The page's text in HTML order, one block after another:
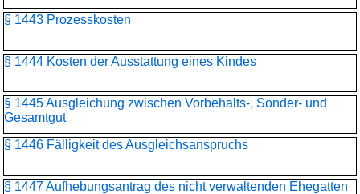
§ 1443 Prozesskosten
§ 1444 Kosten der Ausstattung eines Kindes
§ 1445 Ausgleichung zwischen Vorbehalts-, Sonder- und
Gesamtgut
§ 1446 Fälligkeit des Ausgleichsanspruchs
§ 1447 Aufhebungsantrag des nicht verwaltenden Ehegatten